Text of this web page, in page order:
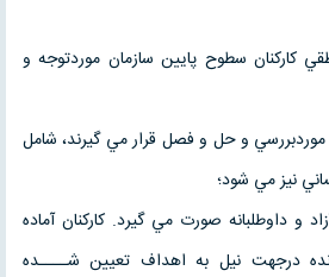
كاركنان سطوح پايين سازمان موردتوجه و
و حل و فصل قرار مي گيرند، شامل
نيز مي شود؛
داوطلبانه صورت مي گيرد. كاركنان آماده
درجهت نيل به اهداف تعيين شــــده